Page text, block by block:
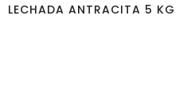
LECHADA ANTRACITA 5 KG